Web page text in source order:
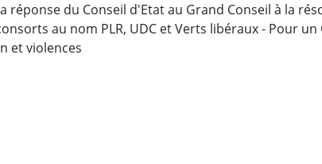
réponse du Conseil d'Etat au Grand Conseil à la
au nom PLR, UDC et Verts libéraux - Pour un
et violences